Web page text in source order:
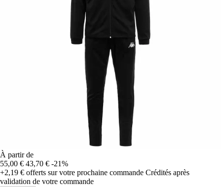
À partir de
55,00 € 43,70 € -21%
+2,19 € offerts sur votre prochaine commande Crédités après
validation de votre commande